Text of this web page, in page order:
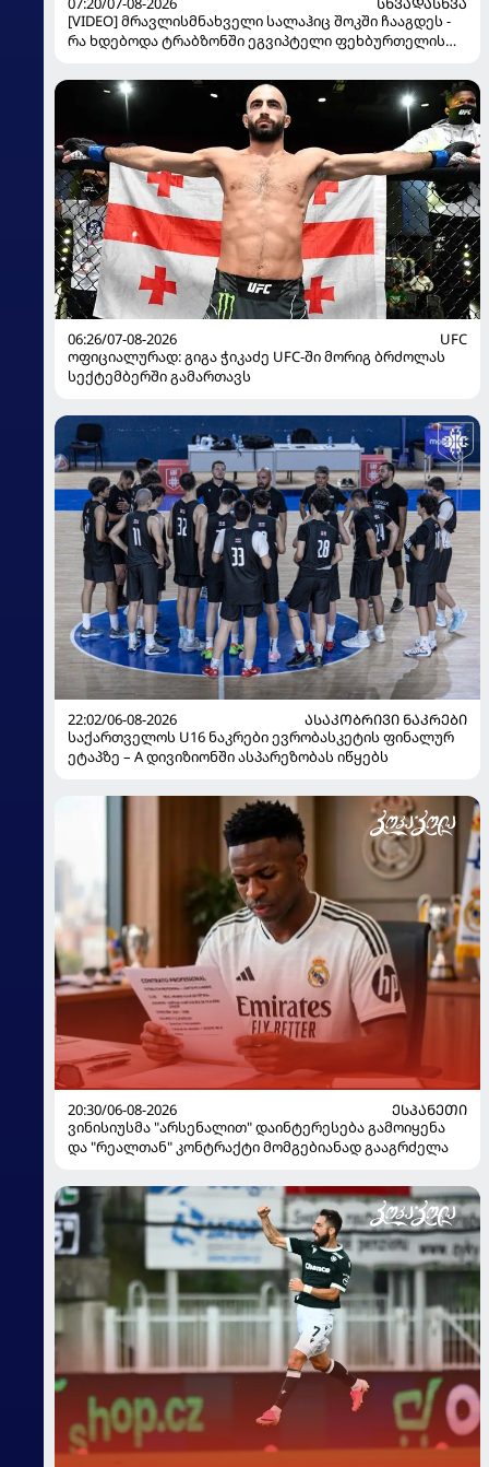
[VIDEO] მრავლისმნახველი სალაჰიც შოკში ჩააგდეს -
რა ხდებოდა ტრაბზონში ეგვიპტელი ფეხბურთელის
06:26/07-08-2026
UFC
ოფიციალურად: გიგა ჭიკაძე UFC-ში მორიგ ბრძოლას
სექტემბერში გამართავს
22:02/06-08-2026
ᲐᲡᲐᲙᲝᲑᲠᲘᲕᲘ ᲜᲐᲙᲠᲔᲑᲘ
საქართველოს U16 ნაკრები ევრობასკეტის ფინალურ
ეტაპზე – A დივიზიონში ასპარეზობას იწყებს
20:30/06-08-2026
ᲔᲡᲞᲐᲜᲔᲗᲘ
ვინისიუსმა "არსენალით" დაინტერესება გამოიყენა
და "რეალთან" კონტრაქტი მომგებიანად გააგრძელა